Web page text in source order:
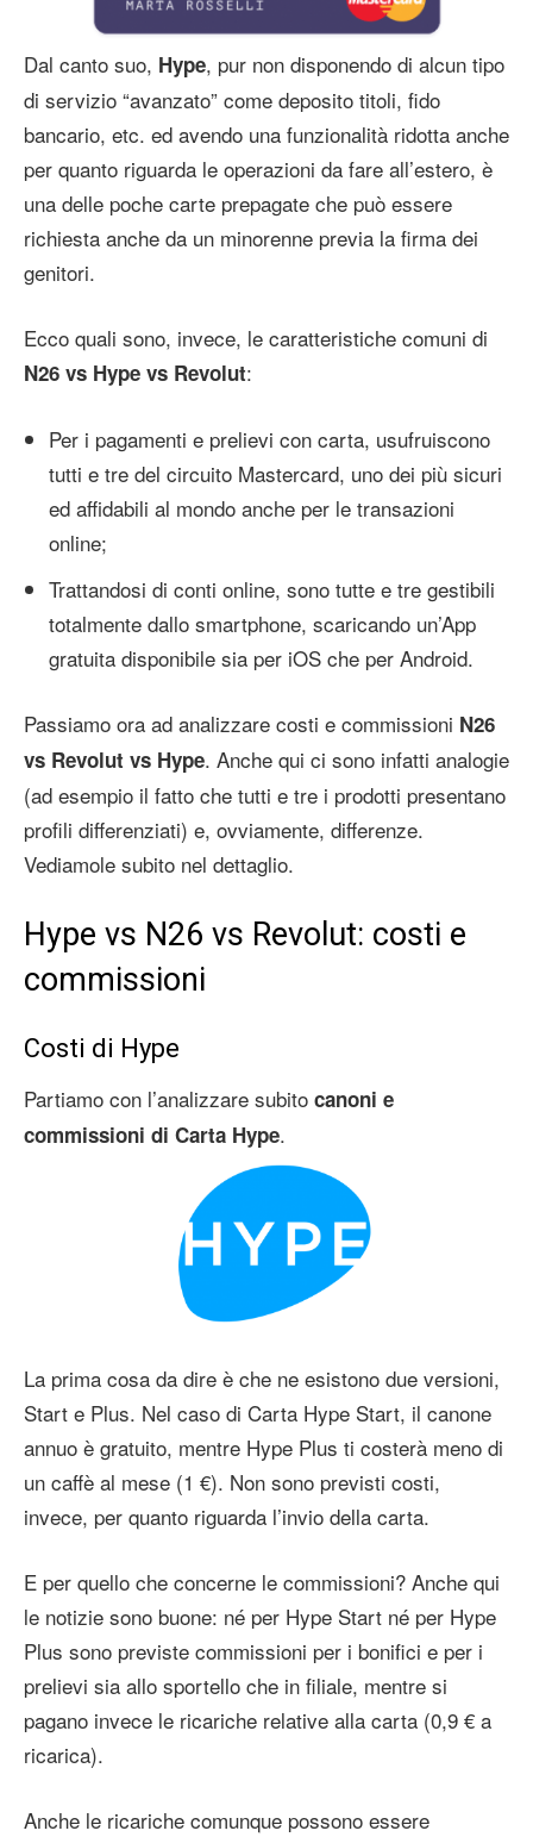
Dal canto suo, Hype, pur non disponendo di alcun tipo
di servizio “avanzato” come deposito titoli, fido
bancario, etc. ed avendo una funzionalità ridotta anche
per quanto riguarda le operazioni da fare all’estero, è
una delle poche carte prepagate che può essere
richiesta anche da un minorenne previa la firma dei
genitori.
Ecco quali sono, invece, le caratteristiche comuni di
N26 vs Hype vs Revolut:
Per i pagamenti e prelievi con carta, usufruiscono
tutti e tre del circuito Mastercard, uno dei più sicuri
ed affidabili al mondo anche per le transazioni
online;
Trattandosi di conti online, sono tutte e tre gestibili
totalmente dallo smartphone, scaricando un’App
gratuita disponibile sia per iOS che per Android.
Passiamo ora ad analizzare costi e commissioni N26
vs Revolut vs Hype. Anche qui ci sono infatti analogie
(ad esempio il fatto che tutti e tre i prodotti presentano
profili differenziati) e, ovviamente, differenze.
Vediamole subito nel dettaglio.
Hype vs N26 vs Revolut: costi e
commissioni
Costi di Hype
Partiamo con l’analizzare subito canoni e
commissioni di Carta Hype.
La prima cosa da dire è che ne esistono due versioni,
Start e Plus. Nel caso di Carta Hype Start, il canone
annuo è gratuito, mentre Hype Plus ti costerà meno di
un caffè al mese (1 €). Non sono previsti costi,
invece, per quanto riguarda l’invio della carta.
E per quello che concerne le commissioni? Anche qui
le notizie sono buone: né per Hype Start né per Hype
Plus sono previste commissioni per i bonifici e per i
prelievi sia allo sportello che in filiale, mentre si
pagano invece le ricariche relative alla carta (0,9 € a
ricarica).
Anche le ricariche comunque possono essere